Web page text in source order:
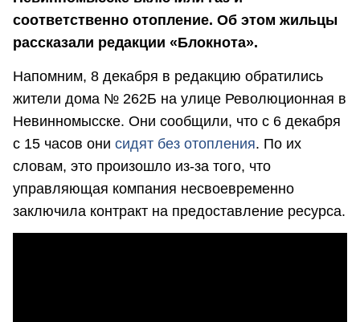
соответственно отопление. Об этом жильцы
рассказали редакции «Блокнота».
Напомним, 8 декабря в редакцию обратились
жители дома № 262Б на улице Революционная в
Невинномысске. Они сообщили, что с 6 декабря
с 15 часов они сидят без отопления. По их
словам, это произошло из-за того, что
управляющая компания несвоевременно
заключила контракт на предоставление ресурса.